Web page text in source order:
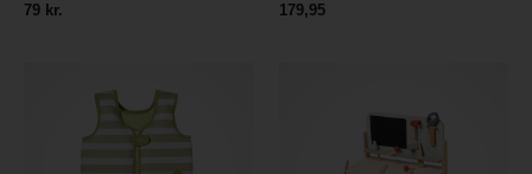
79 kr. 179,95